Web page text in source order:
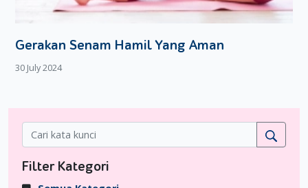
Gerakan Senam Hamil Yang Aman
30 July 2024
Filter Kategori